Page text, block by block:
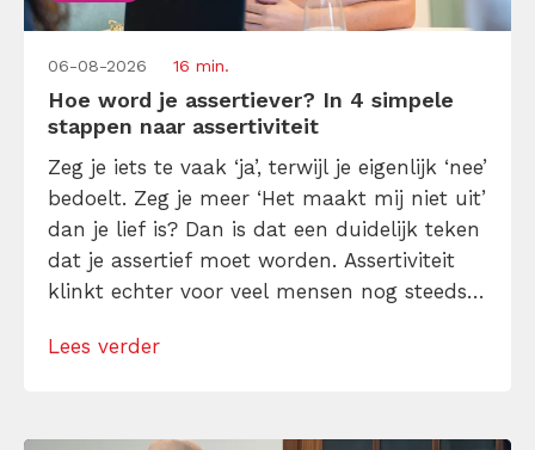
06-08-2026 16 min.
Hoe word je assertiever? In 4 simpele
stappen naar assertiviteit
Zeg je iets te vaak ‘ja’, terwijl je eigenlijk ‘nee’
bedoelt. Zeg je meer ‘Het maakt mij niet uit’
dan je lief is? Dan is dat een duidelijk teken
dat je assertief moet worden. Assertiviteit
klinkt echter voor veel mensen nog steeds
maar dat is niet zo. Assertiviteit draait juist
Lees verder